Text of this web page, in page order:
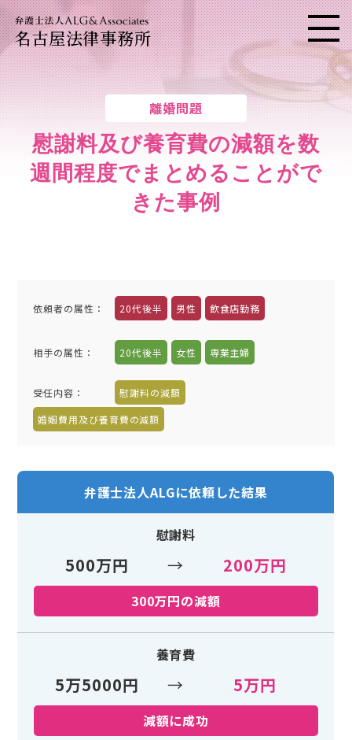
名古屋法律事務所 メニ
離婚問題
慰謝料及び養育費の減額を数
週間程度でまとめることがで
きた事例
依頼者の属性 ： 20代後半 男性 飲食店勤務
相手の属性 ： 20代後半 女性 専業主婦
受任内容 ：
慰謝料の減額
婚姻費用及び養育費の減額
弁護士法人ALGに依頼した結果
慰謝料
500万円 → 200万円
300万円の減額
養育費
5万5000円 → 5万円
減額に成功